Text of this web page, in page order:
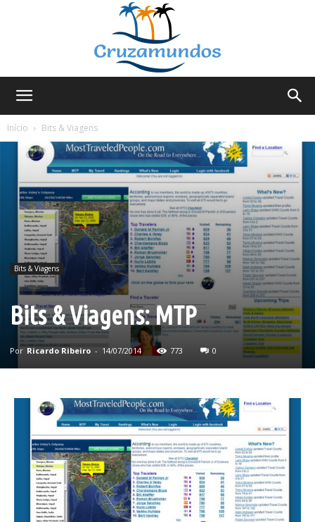
Início
Bits & Viagens
Bits & Viagens
Bits & Viagens: MTP
Por Ricardo Ribeiro - 14/07/2014 773 0